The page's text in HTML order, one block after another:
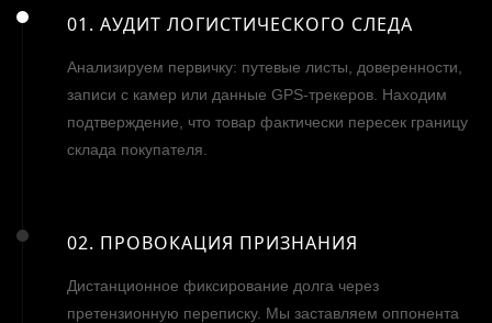
01. АУДИТ ЛОГИСТИЧЕСКОГО СЛЕДА
Анализируем первичку: путевые листы, доверенности,
записи с камер или данные GPS-трекеров. Находим
подтверждение, что товар фактически пересек границу
склада покупателя.
02. ПРОВОКАЦИЯ ПРИЗНАНИЯ
Дистанционное фиксирование долга через
претензионную переписку. Мы заставляем оппонента